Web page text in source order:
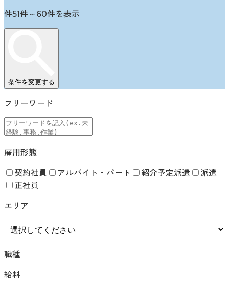
件51件～ 60件を表示
条件を変更する
フリーワード
雇用形態
契約社員 アルバイト・パート 紹介予定派遣
派遣
正社員
エリア
職種
給料